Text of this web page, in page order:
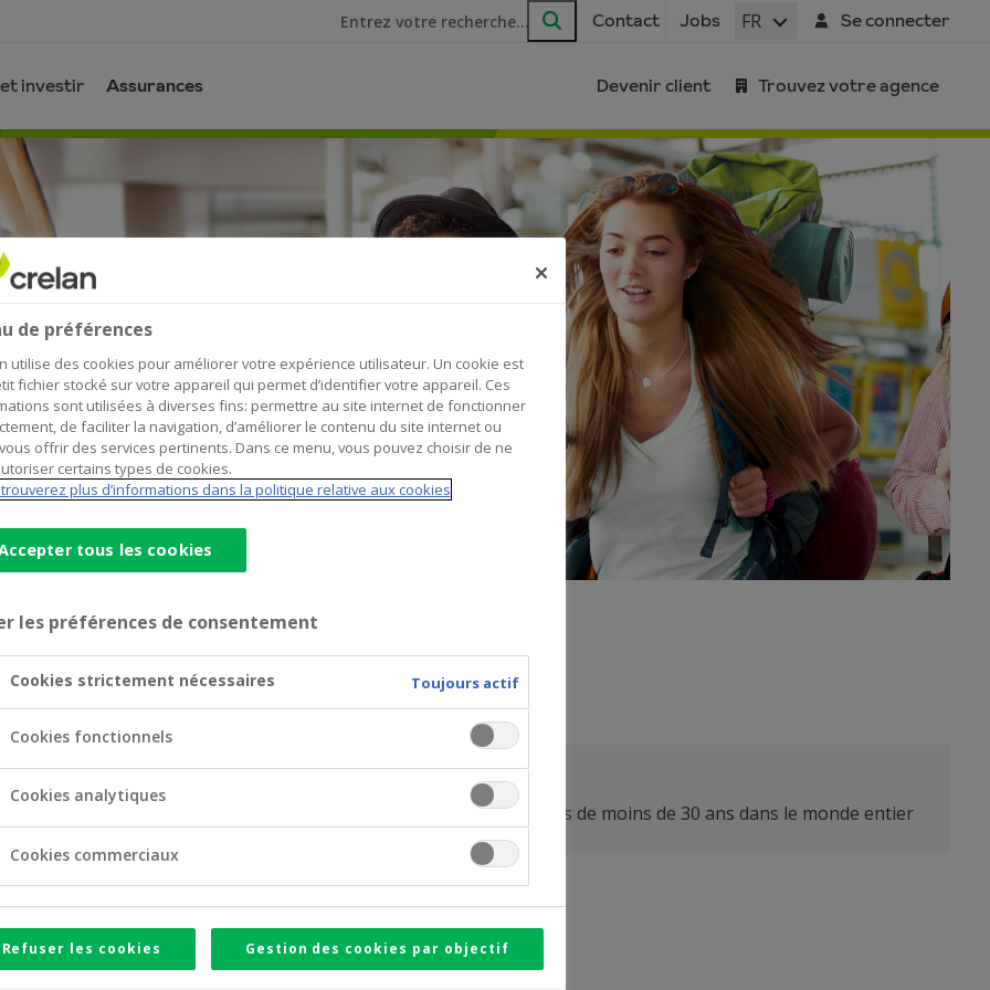
Je cherche
Rechercher
Contact Jobs FR Se connecter
investir Assurances Devenir client Trouvez votre agence
les urgences
l'assurance qui vous ressemble vraiment
Students Travel protège les voyages des étudiants ou jeunes de moins de 30 ans dans le monde entier
Travel ?
de préférences
utilise des cookies pour améliorer votre expérience utilisateur. Un cookie est
fichier stocké sur votre appareil qui permet d’identifier votre appareil. Ces
sont utilisées à diverses fins: permettre au site internet de fonctionner
de faciliter la navigation, d’améliorer le contenu du site internet ou
offrir des services pertinents. Dans ce menu, vous pouvez choisir de ne
certains types de cookies.
plus d’informations dans la politique relative aux cookies
tous les cookies
les préférences de consentement
Cookies strictement nécessaires Toujours actif
Cookies fonctionnels
Cookies analytiques
Cookies commerciaux
Refuser les cookies Gestion des cookies par objectif